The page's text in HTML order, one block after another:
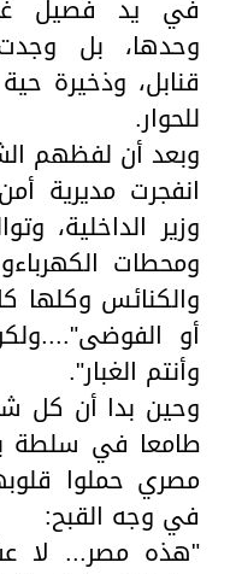
في يد فصيل
وحدها، بل
قنابل، وذخيرة
للحوار.
وبعد أن لفظهم
انفجرت مديرية
وزير الداخلية،
ومحطات
والكنائس وكلها
أو
وأنتم الغبار".
وحين بدا أن كل
مصري حملوا
في وجه القبح:
"هذه مصر... لا